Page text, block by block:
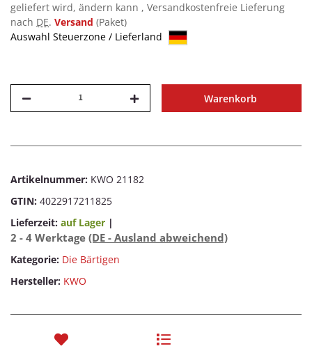
geliefert wird, ändern kann , Versandkostenfreie Lieferung
nach DE. Versand (Paket)
Auswahl Steuerzone / Lieferland
Warenkorb
Artikelnummer: KWO 21182
GTIN: 4022917211825
Lieferzeit: auf Lager |
2 - 4 Werktage (DE - Ausland abweichend)
Kategorie: Die Bärtigen
Hersteller: KWO